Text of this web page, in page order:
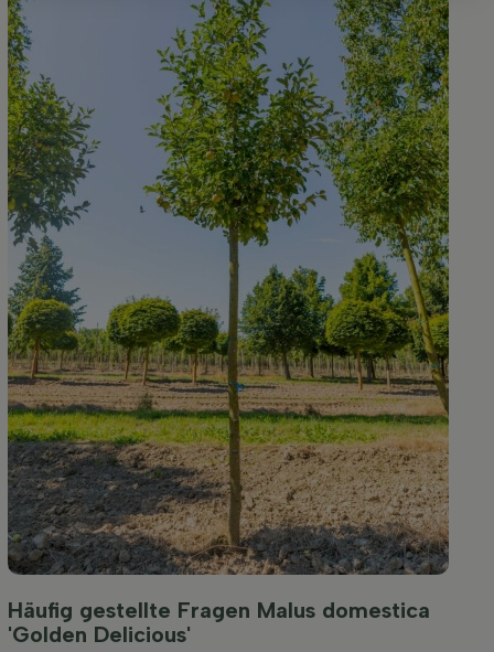
Häufig gestellte Fragen Malus domestica
'Golden Delicious'